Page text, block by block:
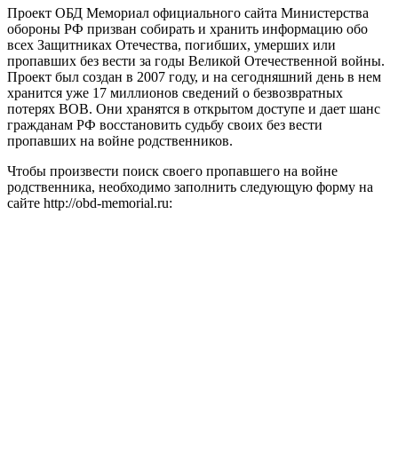
Проект ОБД Мемориал официального сайта Министерства
обороны РФ призван собирать и хранить информацию обо
всех Защитниках Отечества, погибших, умерших или
пропавших без вести за годы Великой Отечественной войны.
Проект был создан в 2007 году, и на сегодняшний день в нем
хранится уже 17 миллионов сведений о безвозвратных
потерях ВОВ. Они хранятся в открытом доступе и дает шанс
гражданам РФ восстановить судьбу своих без вести
пропавших на войне родственников.
Чтобы произвести поиск своего пропавшего на войне
родственника, необходимо заполнить следующую форму на
сайте http://obd-memorial.ru: